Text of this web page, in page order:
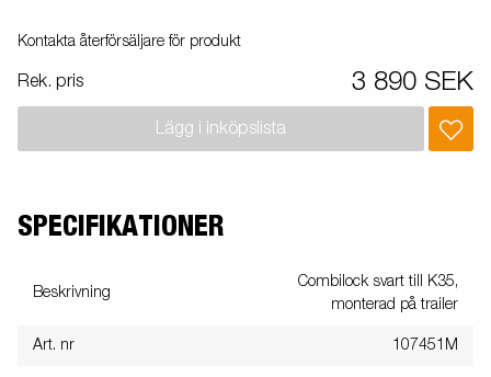
Kontakta återförsäljare för produkt
Rek. pris 3 890 SEK
Lägg i inköpslista
SPECIFIKATIONER
Beskrivning
Combilock svart till K35,
monterad på trailer
Art. nr 107451M